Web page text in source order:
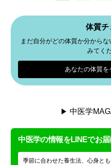
体質チ
まだ自分がどの体質か分から
みてく
あなたの体質を
中医学
中医学の情報をLINEでお
季節に合わせた養生法、心身と